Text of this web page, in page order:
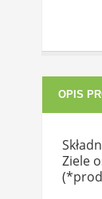
OPIS
Ziele